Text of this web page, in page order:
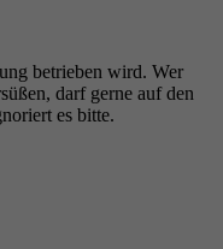
betrieben wird. Wer
darf gerne auf den
es bitte.